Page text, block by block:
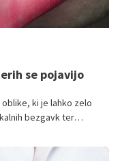
se pojavijo
ki je lahko zelo
bezgavk ter